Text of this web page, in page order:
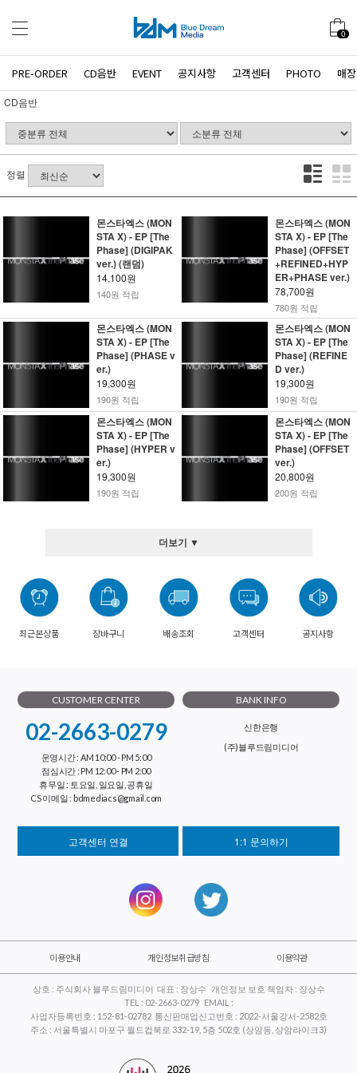
0
PRE-ORDER CD음반 EVENT 공지사항 고객센터 PHOTO 매
CD음반
정렬
몬스타엑스 (MON
STA X) - EP [The
Phase] (DIGIPAK
ver.) (랜덤)
14,100원
140원 적립
몬스타엑스 (MON
STA X) - EP [The
Phase] (OFFSET
+REFINED+HYP
ER+PHASE ver.)
78,700원
780원 적립
몬스타엑스 (MON
STA X) - EP [The
Phase] (PHASE v
er.)
19,300원
190원 적립
몬스타엑스 (MON
STA X) - EP [The
Phase] (REFINE
D ver.)
19,300원
190원 적립
몬스타엑스 (MON
STA X) - EP [The
Phase] (HYPER v
er.)
19,300원
190원 적립
몬스타엑스 (MON
STA X) - EP [The
Phase] (OFFSET
ver.)
20,800원
200원 적립
더보기 ▼
최근본상품 장바구니 배송조회 고객센터 공지사항
CUSTOMER CENTER
02-2663-0279
운영시간 : AM 10:00 - PM 5:00
점심시간 : PM 12:00 - PM 2:00
휴무일 : 토요일, 일요일, 공휴일
CS 이메일 : bdmediacs@gmail.com
BANK INFO
신한은행
(주)블루드림미디어
고객센터 연결 1:1 문의하기
이용안내 개인정보취급방침 이용약관
상호 : 주식회사 블루드림미디어 대표 : 장상수 개인정보 보호 책임자 : 장상수
TEL : 02-2663-0279 EMAIL :
사업자등록번호 : 152-81-02782 통신판매업신고번호 : 2022-서울강서-2582호
주소 : 서울특별시 마포구 월드컵북로 332-19, 5층 502호 (상암동, 상암라이크3)